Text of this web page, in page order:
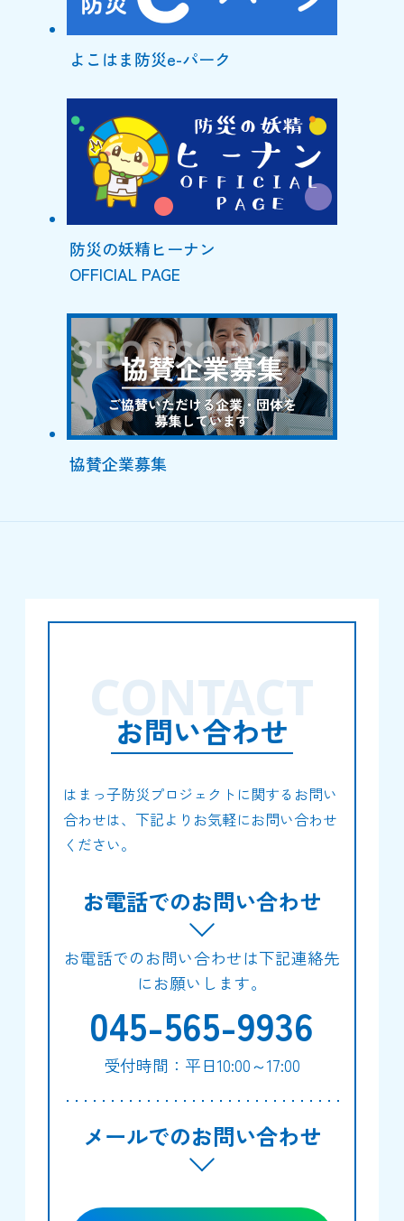
よこはま防災e-パーク
防災の妖精ヒーナン
OFFICIAL PAGE
協賛企業募集
お問い合わせ
CONTACT
はまっ子防災プロジェクトに関するお問い
合わせは、下記よりお気軽にお問い合わせ
ください。
お電話でのお問い合わせ
お電話でのお問い合わせは下記連絡先
にお願いします。
045-565-9936
受付時間：平日10:00～17:00
メールでのお問い合わせ